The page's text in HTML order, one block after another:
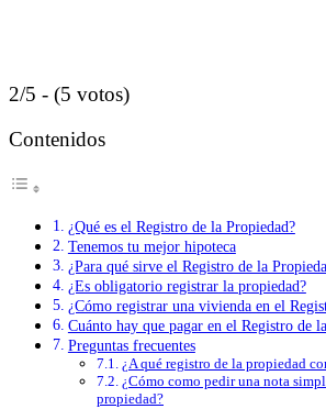
2/5 - (5 votos)
Contenidos
¿Qué es el Registro de la Propiedad?
Tenemos tu mejor hipoteca
¿Para qué sirve el Registro de la
¿Es obligatorio registrar la propiedad?
¿Cómo registrar una vivienda en el
Cuánto hay que pagar en el Registro de
Preguntas frecuentes
¿A qué registro de la propiedad
¿Cómo como pedir una nota
propiedad?